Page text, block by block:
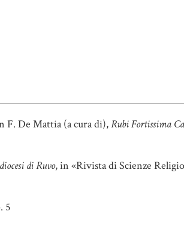
F. De Mattia (a cura di),Rubi Fortissima
di Ruvo, in «Rivista di Scienze
5